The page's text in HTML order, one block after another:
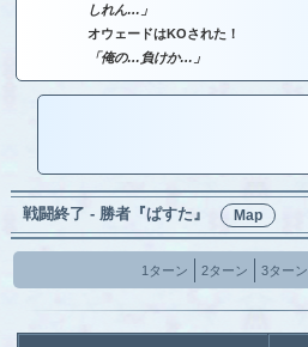
しれん…」
オウェードはKOされた！
「俺の…負けか…」
戦闘終了 - 勝者『ぱすた』 Map
1ターン 2ターン 3ターン